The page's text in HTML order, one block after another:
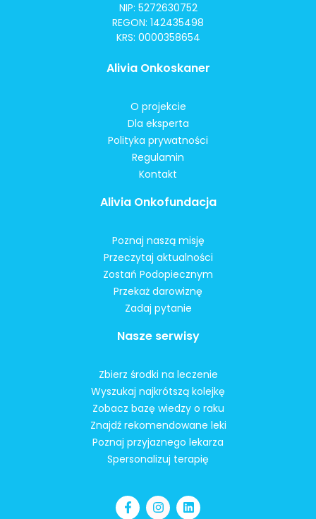
NIP: 5272630752
REGON: 142435498
KRS: 0000358654
Alivia Onkoskaner
O projekcie
Dla eksperta
Polityka prywatności
Regulamin
Kontakt
Alivia Onkofundacja
Poznaj naszą misję
Przeczytaj aktualności
Zostań Podopiecznym
Przekaż darowiznę
Zadaj pytanie
Nasze serwisy
Zbierz środki na leczenie
Wyszukaj najkrótszą kolejkę
Zobacz bazę wiedzy o raku
Znajdź rekomendowane leki
Poznaj przyjaznego lekarza
Spersonalizuj terapię